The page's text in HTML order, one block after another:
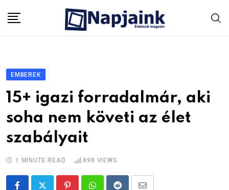
EMBEREK
15+ igazi forradalmár, aki
soha nem követi az élet
szabályait
1 MINUTE READ 898 VIEWS